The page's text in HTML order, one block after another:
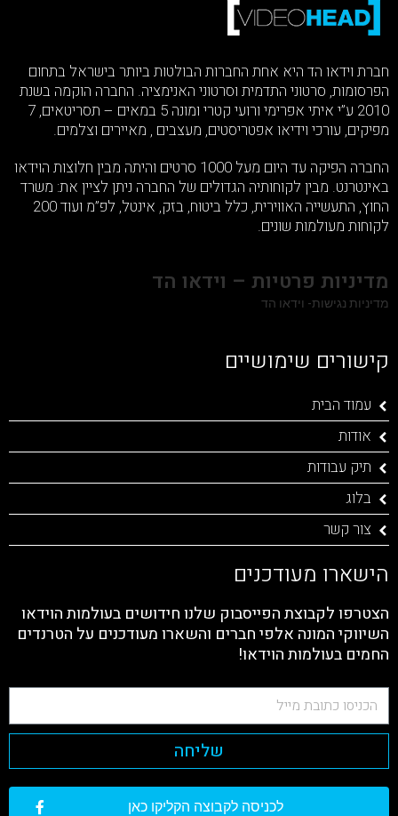
חברת וידאו הד היא אחת החברות הבולטות ביותר בישראל בתחום
הפרסומות, סרטוני התדמית וסרטוני האנימציה. החברה הוקמה בשנת
2010 ע”י איתי אפרימי ורועי קטרי ומונה 5 במאים – תסריטאים, 7
מפיקים, עורכי וידיאו אפטריסטים, מעצבים , מאיירים וצלמים.
החברה הפיקה עד היום מעל 1000 סרטים והיתה מבין חלוצות הוידאו
באינטרנט. מבין לקוחותיה הגדולים של החברה ניתן לציין את: משרד
החוץ, התעשייה האווירית, כלל ביטוח, בזק, אינטל, לפ”מ ועוד 200
לקוחות מעולמות שונים.
מדיניות פרטיות – וידאו הד
מדיניות נגישות- וידאו הד
קישורים שימושיים
עמוד הבית
אודות
תיק עבודות
בלוג
צור קשר
הישארו מעודכנים
הצטרפו לקבוצת הפייסבוק שלנו חידושים בעולמות הוידאו
השיווקי המונה אלפי חברים והשארו מעודכנים על הטרנדים
החמים בעולמות הוידאו!
שליחה
לכניסה לקבוצה הקליקו כאן